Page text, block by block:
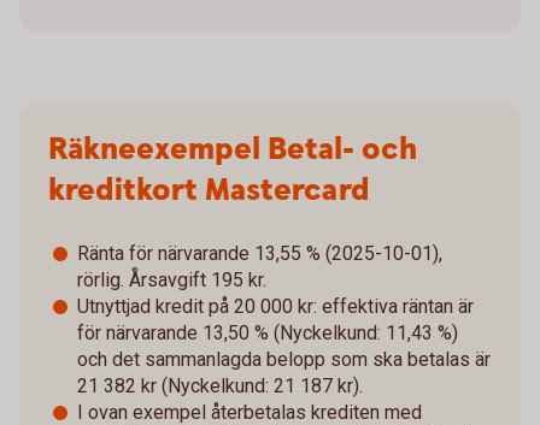
Räkneexempel Betal- och
kreditkort Mastercard
Ränta för närvarande 13,55 % (2025-10-01),
rörlig. Årsavgift 195 kr.
Utnyttjad kredit på 20 000 kr: effektiva räntan är
för närvarande 13,50 % (Nyckelkund: 11,43 %)
och det sammanlagda belopp som ska betalas är
21 382 kr (Nyckelkund: 21 187 kr).
I ovan exempel återbetalas krediten med